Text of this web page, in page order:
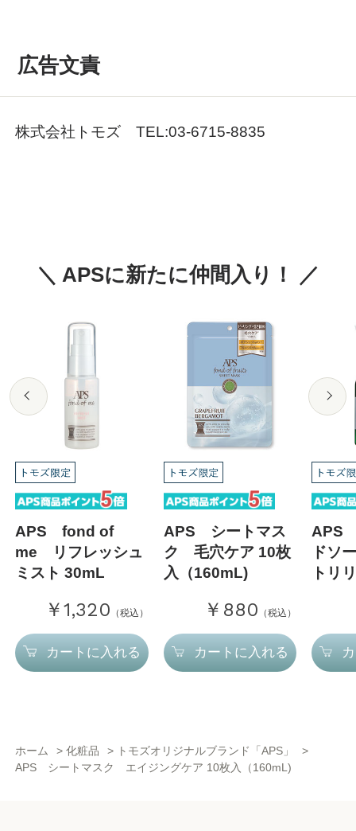
広告文責
株式会社トモズ TEL:03-6715-8835
＼ APSに新たに仲間入り！ ／
APS fond of
me リフレッシュ
ミスト 30mL
￥1,320 （税込）
カートに入れる
APS シートマス
ク 毛穴ケア 10枚
入（160mL)
￥880 （税込）
カートに入れる
APS
ドソ
トリ
ホーム >化粧品 > トモズオリジナルブランド「APS」
>
APS シートマスク エイジングケア 10枚入（160mL)